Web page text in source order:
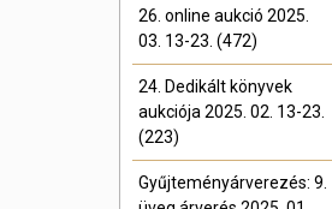
26. online aukció 2025.
03. 13-23. (472)
24. Dedikált könyvek
aukciója 2025. 02. 13-23.
(223)
Gyűjteményárverezés: 9.